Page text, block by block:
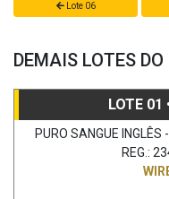
Lote 06
DEMAIS LOTES
LOTE 01
PURO SANGUE
REG.: